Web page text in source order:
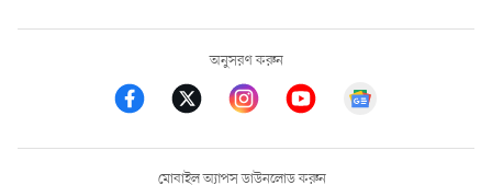
অনুসরণ করুন
মোবাইল অ্যাপস ডাউনলোড করুন